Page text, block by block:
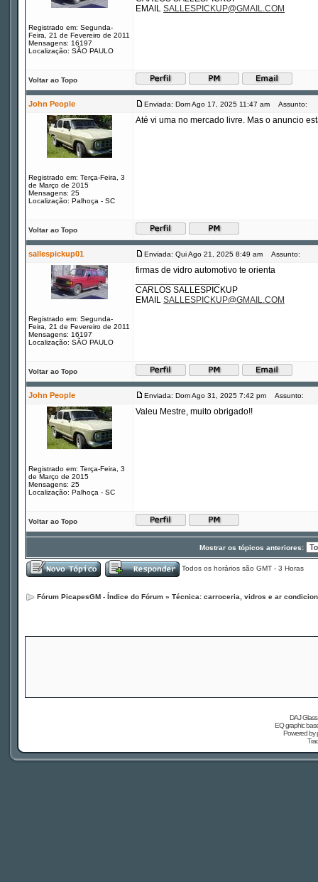
Registrado em: Segunda-
Feira, 21 de Fevereiro de 2011
Mensagens: 16197
Localização: SÃO PAULO
EMAIL SALLESPICKUP@GMAIL.COM
Voltar ao Topo
John People Enviada: Dom Ago 17, 2025 11:47 am Assunto:
Registrado em: Terça-Feira, 3
de Março de 2015
Mensagens: 25
Localização: Palhoça - SC
Até vi uma no mercado livre. Mas o anuncio
Voltar ao Topo
sallespickup01 Enviada: Qui Ago 21, 2025 8:49 am Assunto:
Registrado em: Segunda-
Feira, 21 de Fevereiro de 2011
Mensagens: 16197
Localização: SÃO PAULO
firmas de vidro automotivo te orienta
CARLOS SALLESPICKUP
EMAIL SALLESPICKUP@GMAIL.COM
Voltar ao Topo
John People Enviada: Dom Ago 31, 2025 7:42 pm Assunto:
Registrado em: Terça-Feira, 3
de Março de 2015
Mensagens: 25
Localização: Palhoça - SC
Valeu Mestre, muito obrigado!!
Voltar ao Topo
Mostrar os tópicos anteriores:
Todos os horários são GMT - 3 Horas
Fórum PicapesGM - Índice do Fórum » Técnica: carroceria, vidros e ar
DAJ
EQ graphic
Powered by